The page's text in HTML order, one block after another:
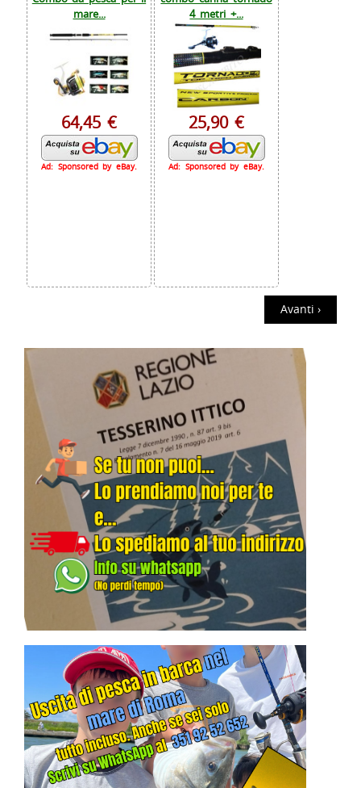
mare...
64,45 €
Ad: Sponsored by eBay.
4 metri +...
25,90 €
Ad: Sponsored by eBay.
Avanti ›